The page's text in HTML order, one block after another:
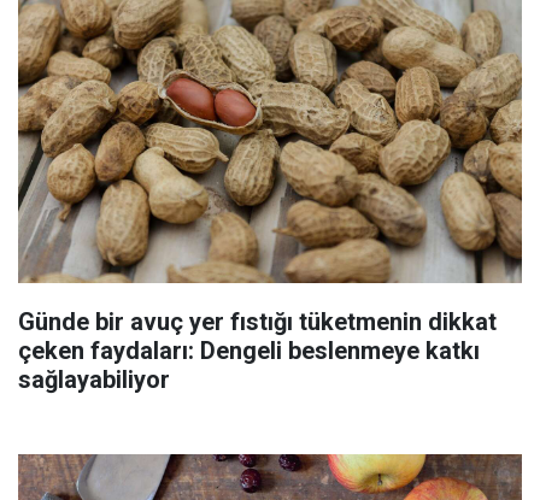
Günde bir avuç yer fıstığı tüketmenin dikkat
çeken faydaları: Dengeli beslenmeye katkı
sağlayabiliyor